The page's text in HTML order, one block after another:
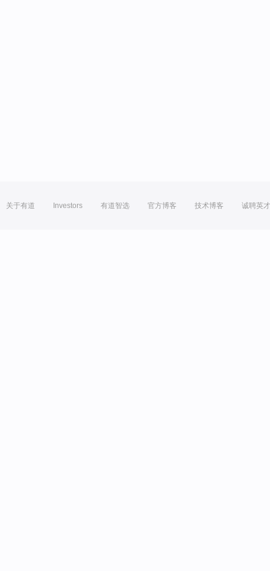
关于有道 Investors 有道智选 官方博客 技术博客 诚聘英才